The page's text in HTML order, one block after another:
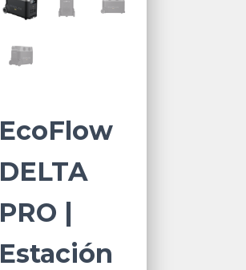
EcoFlow
DELTA
PRO |
Estación